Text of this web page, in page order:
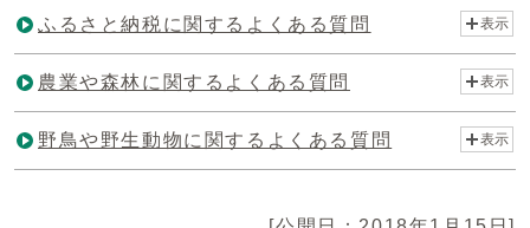
ふるさと納税に関するよくある質問 表示
農業や森林に関するよくある質問 表示
野鳥や野生動物に関するよくある質問 表示